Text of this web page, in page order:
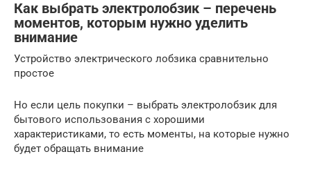
Как выбрать электролобзик – перечень
моментов, которым нужно уделить
внимание
Устройство электрического лобзика сравнительно
простое
Но если цель покупки – выбрать электролобзик для
бытового использования с хорошими
характеристиками, то есть моменты, на которые нужно
будет обращать внимание